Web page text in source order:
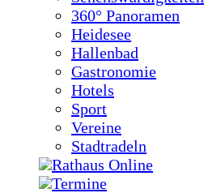
360° Panoramen
Heidesee
Hallenbad
Gastronomie
Hotels
Sport
Vereine
Stadtradeln
Rathaus Online
Termine